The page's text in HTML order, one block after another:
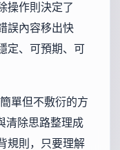
操作則決定了
誤內容移出快
定、可預期、可
單但不敷衍的方
清除思路整理成
規則，只要理解